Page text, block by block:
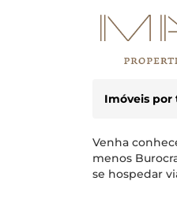
Imóveis por
Venha
menos
se hospedar